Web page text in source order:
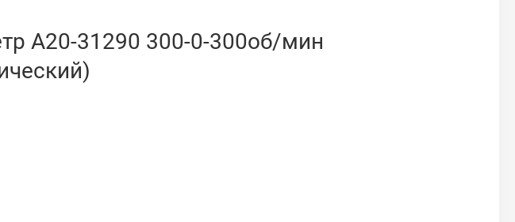
А20-31290 300-0-300об/мин